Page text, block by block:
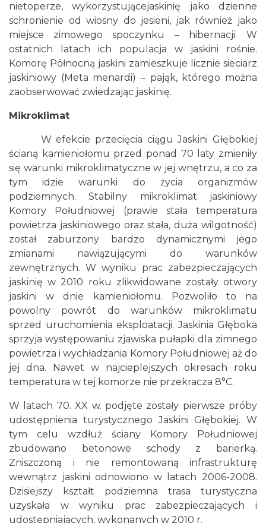
nietoperze, wykorzystującejaskinię jako dzienne
schronienie od wiosny do jesieni, jak również jako
miejsce zimowego spoczynku – hibernacji. W
ostatnich latach ich populacja w jaskini rośnie.
Komorę Północną jaskini zamieszkuje licznie sieciarz
jaskiniowy (Meta menardi) – pająk, którego można
zaobserwować zwiedzając jaskinię.
Mikroklimat
W efekcie przecięcia ciągu Jaskini Głębokiej
ścianą kamieniołomu przed ponad 70 laty zmieniły
się warunki mikroklimatyczne w jej wnętrzu, a co za
tym idzie warunki do życia organizmów
podziemnych. Stabilny mikroklimat jaskiniowy
Komory Południowej (prawie stała temperatura
powietrza jaskiniowego oraz stała, duża wilgotność)
został zaburzony bardzo dynamicznymi jego
zmianami nawiązującymi do warunków
zewnętrznych. W wyniku prac zabezpieczających
jaskinię w 2010 roku zlikwidowane zostały otwory
jaskini w dnie kamieniołomu. Pozwoliło to na
powolny powrót do warunków mikroklimatu
sprzed uruchomienia eksploatacji. Jaskinia Głęboka
sprzyja występowaniu zjawiska pułapki dla zimnego
powietrza i wychładzania Komory Południowej aż do
jej dna. Nawet w najcieplejszych okresach roku
temperatura w tej komorze nie przekracza 8°C.
W latach 70. XX w. podjęte zostały pierwsze próby
udostępnienia turystycznego Jaskini Głębokiej. W
tym celu wzdłuż ściany Komory Południowej
zbudowano betonowe schody z barierką.
Zniszczoną i nie remontowaną infrastrukturę
wewnątrz jaskini odnowiono w latach 2006-2008.
Dzisiejszy kształt podziemna trasa turystyczna
uzyskała w wyniku prac zabezpieczających i
udostępniających, wykonanych w 2010 r.